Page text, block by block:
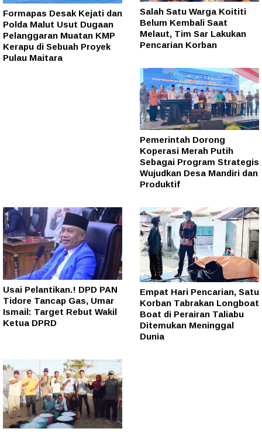
Formapas Desak Kejati dan
Polda Malut Usut Dugaan
Pelanggaran Muatan KMP
Kerapu di Sebuah Proyek
Pulau Maitara
Salah Satu Warga Koititi
Belum Kembali Saat
Melaut, Tim Sar Lakukan
Pencarian Korban
Pemerintah Dorong
Koperasi Merah Putih
Sebagai Program Strategis
Wujudkan Desa Mandiri dan
Produktif
Usai Pelantikan.! DPD PAN
Tidore Tancap Gas, Umar
Ismail: Target Rebut Wakil
Ketua DPRD
Empat Hari Pencarian, Satu
Korban Tabrakan Longboat
Boat di Perairan Taliabu
Ditemukan Meninggal
Dunia